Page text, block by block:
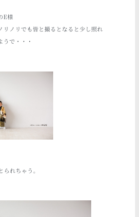
E様
リノリでも皆と撮るとなると少し照れ
うで・・・
れちゃう。